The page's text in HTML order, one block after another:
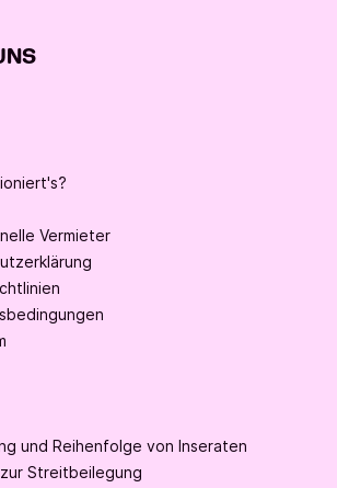
Vermieter
und Reihenfolge von Inseraten
Streitbeilegung